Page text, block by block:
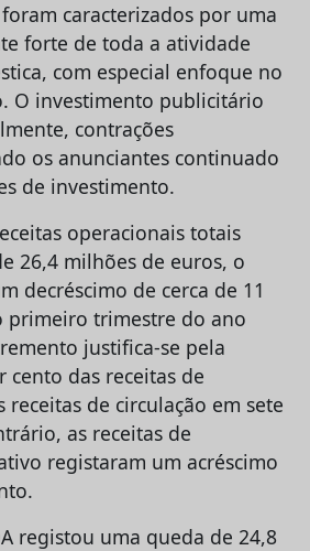
caracterizados por uma
forte de toda a atividade
com especial enfoque no
O investimento publicitário
contrações
os anunciantes continuado
de investimento.
operacionais totais
26,4 milhões de euros, o
decréscimo de cerca de 11
primeiro trimestre do ano
justifica-se pela
cento das receitas de
receitas de circulação em sete
as receitas de
registaram um acréscimo
registou uma queda de 24,8